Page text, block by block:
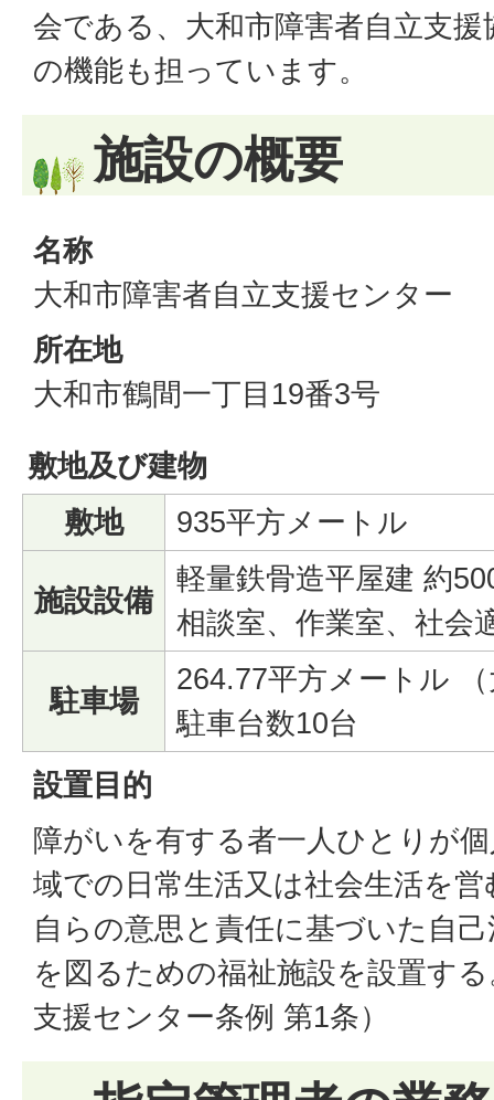
会である、大和市障害者自立支
の機能も担っています。
施設の概要
名称
大和市障害者自立支援センター
所在地
大和市鶴間一丁目19番3号
敷地及び建物
敷地
935平方メートル
施設設備
軽量鉄骨造平屋建 約
相談室、作業室、社会
駐車場
264.77平方メートル
駐車台数10台
設置目的
障がいを有する者一人ひとりが
域での日常生活又は社会生活を
自らの意思と責任に基づいた自
を図るための福祉施設を設置す
支援センター条例 第1条）